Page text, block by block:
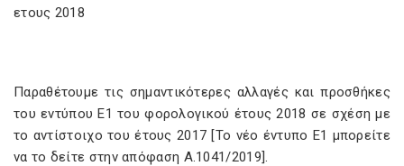
ετους 2018
Παραθέτουμε τις σημαντικότερες αλλαγές και προσθήκες
του εντύπου Ε1 του φορολογικού έτους 2018 σε σχέση με
το αντίστοιχο του έτους 2017 [Το νέο έντυπο Ε1 μπορείτε
να το δείτε στην απόφαση Α.1041/2019].